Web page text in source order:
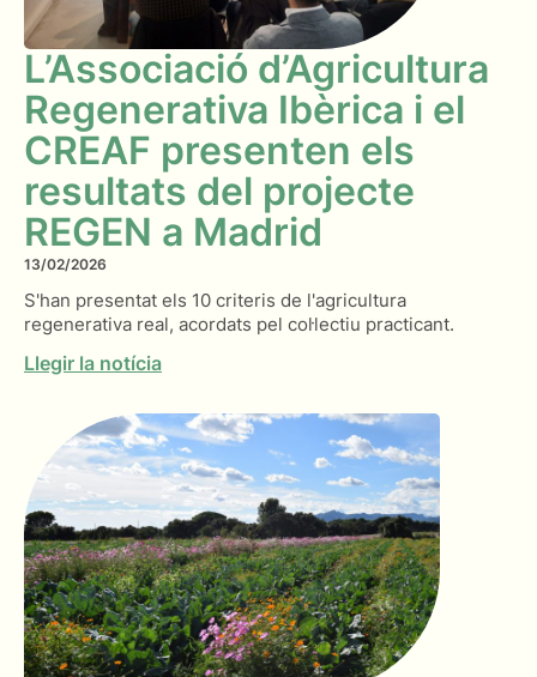
L’Associació d’Agricultura
Regenerativa Ibèrica i el
CREAF presenten els
resultats del projecte
REGEN a Madrid
13/02/2026
S'han presentat els 10 criteris de l'agricultura
regenerativa real, acordats pel col·lectiu practicant.
Llegir la notícia